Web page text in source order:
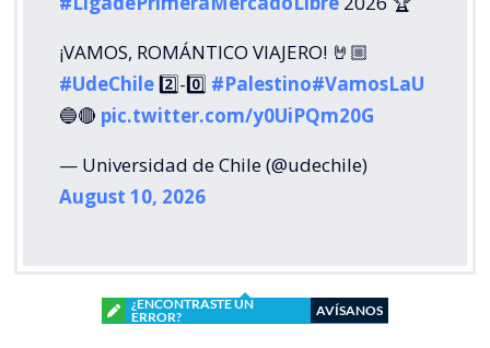
¡VAMOS, ROMÁNTICO VIAJERO! 🤘🏼
#UdeChile2️⃣-0️⃣ #Palestino#VamosLaU
🔵🔴 pic.twitter.com/y0UiPQm20G
— Universidad de Chile (@udechile)
August 10, 2026
¿ENCONTRASTE UN
ERROR?
AVÍSANOS